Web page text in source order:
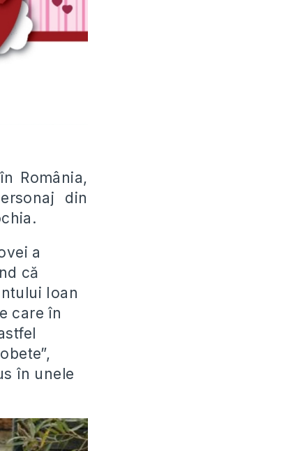
România,
din
a
că
Ioan
care în
în unele